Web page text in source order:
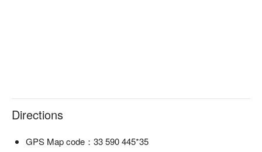
Directions
GPS Map code：33 590 445*35